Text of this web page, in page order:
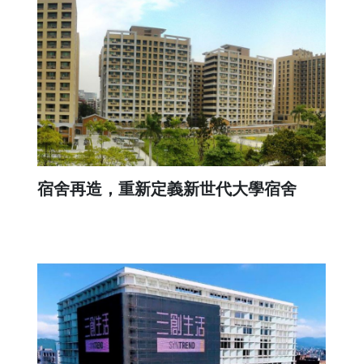
宿舍再造，重新定義新世代大學宿舍